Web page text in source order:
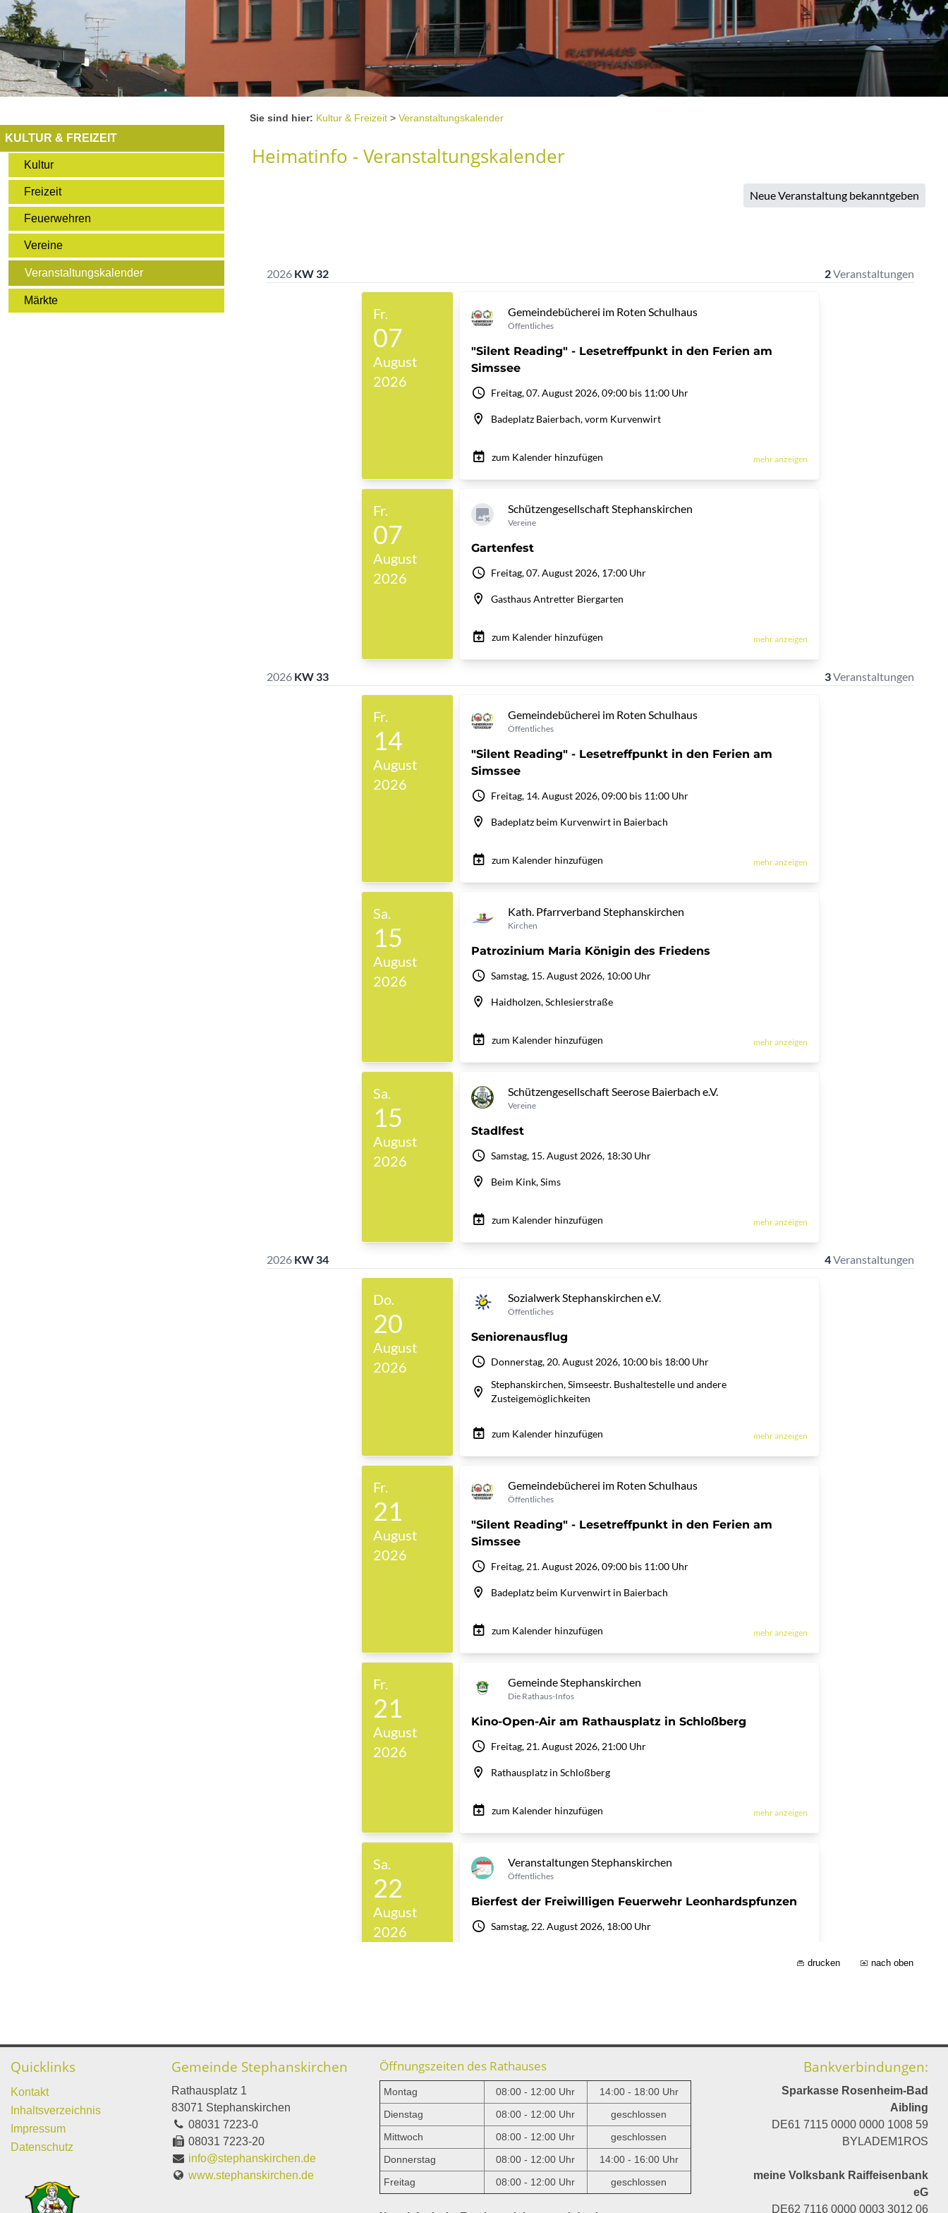
KULTUR & FREIZEIT
Kultur
Freizeit
Feuerwehren
Vereine
Veranstaltungskalender
Märkte
Sie sind hier: Kultur & Freizeit > Veranstaltungskalender
Heimatinfo - Veranstaltungskalender
drucken nach oben
Quicklinks
Kontakt
Inhaltsverzeichnis
Impressum
Datenschutz
Gemeinde Stephanskirchen
Rathausplatz 1
83071 Stephanskirchen
08031 7223-0
08031 7223-20
info@stephanskirchen.de
www.stephanskirchen.de
Öffnungszeiten des Rathauses
Montag 08:00 - 12:00 Uhr
14:00 - 18:00 Uhr
Dienstag
08:00 - 12:00 Uhr
geschlossen
Mittwoch
08:00 - 12:00 Uhr
geschlossen
Donnerstag
08:00 - 12:00 Uhr
14:00 - 16:00 Uhr
Freitag
08:00 - 12:00 Uhr geschlossen
Bankverbindungen:
Sparkasse Rosenheim-Bad
Aibling
DE61 7115 0000 0000 1008 59
BYLADEM1ROS
meine Volksbank Raiffeisenbank
eG
DE62 7116 0000 0003 3012 06